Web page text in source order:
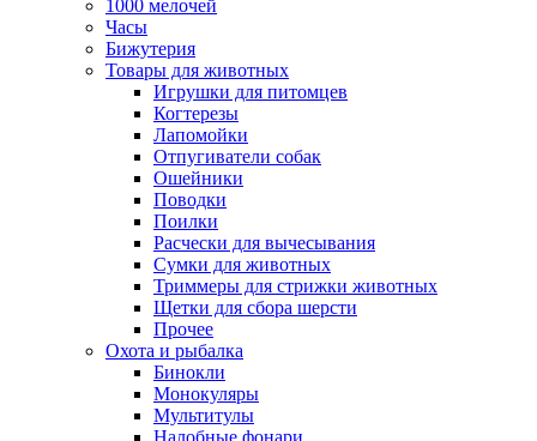
1000 мелочей
Часы
Бижутерия
Товары для животных
Игрушки для питомцев
Когтерезы
Лапомойки
Отпугиватели собак
Ошейники
Поводки
Поилки
Расчески для вычесывания
Сумки для животных
Триммеры для стрижки животных
Щетки для сбора шерсти
Прочее
Охота и рыбалка
Бинокли
Монокуляры
Мультитулы
Налобные фонари